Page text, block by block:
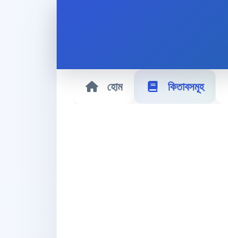
হোম কিতাবসমূহ